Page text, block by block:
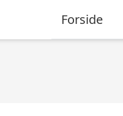
Forside